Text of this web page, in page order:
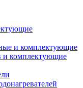
и комплектующие
и комплектующие